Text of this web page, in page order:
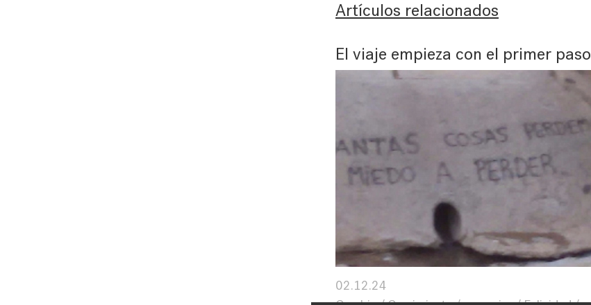
Artículos relacionados
El viaje empieza con el primer paso
02.12.24